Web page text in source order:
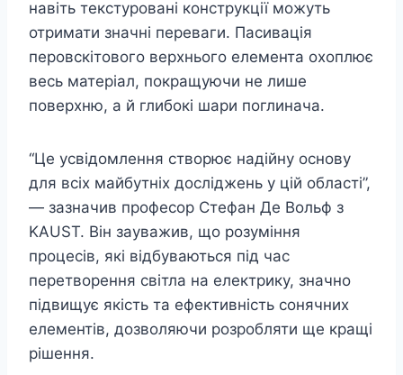
навіть текстуровані конструкції можуть
отримати значні переваги. Пасивація
перовскітового верхнього елемента охоплює
весь матеріал, покращуючи не лише
поверхню, а й глибокі шари поглинача.
“Це усвідомлення створює надійну основу
для всіх майбутніх досліджень у цій області”,
— зазначив професор Стефан Де Вольф з
KAUST. Він зауважив, що розуміння
процесів, які відбуваються під час
перетворення світла на електрику, значно
підвищує якість та ефективність сонячних
елементів, дозволяючи розробляти ще кращі
рішення.